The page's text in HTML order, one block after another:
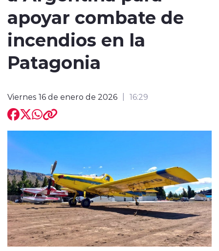
Tendencias
Deportes
Internacional
Entrevistas
modo claro
apoyar combate de
incendios en la
Patagonia
Viernes 16 de enero de 2026 16:29